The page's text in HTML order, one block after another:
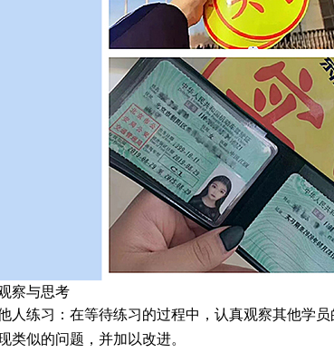
察与思考
人练习：在等待练习的过程中，认真观察其他学
类似的问题，并加以改进。